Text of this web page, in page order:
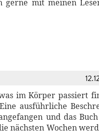
gerne mit meinen
im Körper passiert
ausführliche
und das
nächsten Wochen